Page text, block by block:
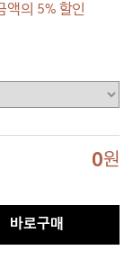
액의 5% 할인
0원
바로구매